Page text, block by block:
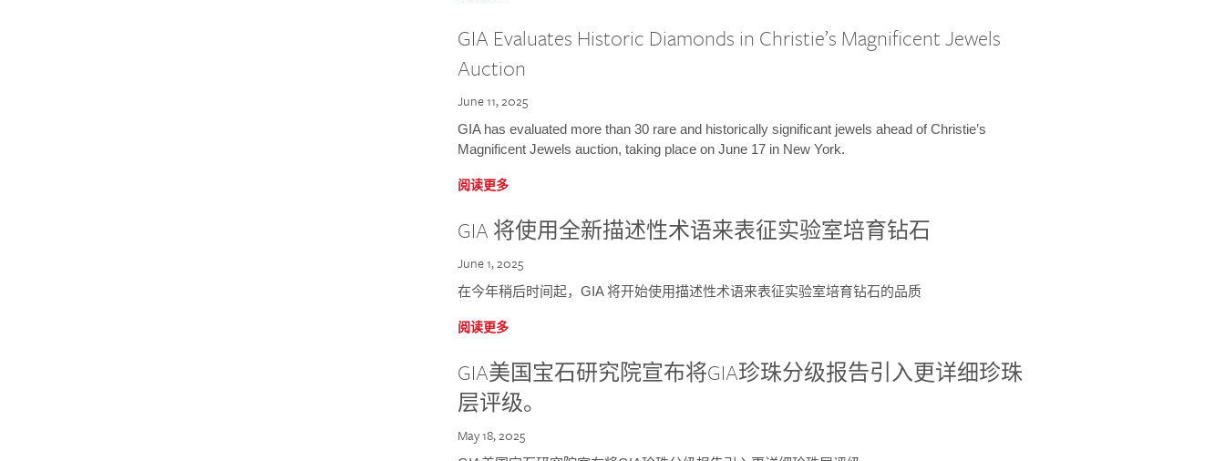
GIA Evaluates Historic Diamonds in Christie’s Magnificent Jewels
Auction
June 11, 2025
GIA has evaluated more than 30 rare and historically significant jewels ahead of Christie’s
Magnificent Jewels auction, taking place on June 17 in New York.
阅读更多
GIA 将使用全新描述性术语来表征实验室培育钻石
June 1, 2025
在今年稍后时间起，GIA 将开始使用描述性术语来表征实验室培育钻石的品质
阅读更多
GIA美国宝石研究院宣布将GIA珍珠分级报告引入更详细珍珠
层评级。
May 18, 2025